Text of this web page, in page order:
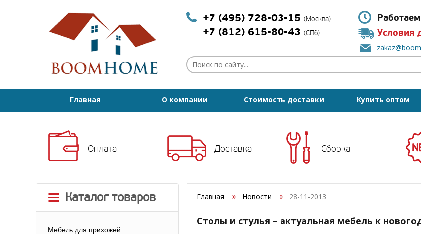
+7 (495) 728-03-15 (Москва)
+7 (812) 615-80-43 (СПб)
Условия
Главная О компании Стоимость доставки Купить оптом
Оплата Доставка Сборка
Каталог товаров
Мебель для прихожей
Главная Новости 28-11-2013
Столы и стулья – актуальная мебель к